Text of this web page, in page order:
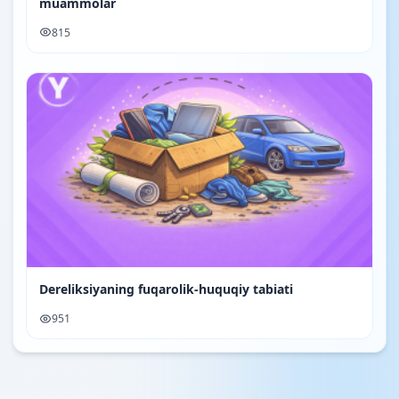
815
Dereliksiyaning fuqarolik-huquqiy tabiati
951